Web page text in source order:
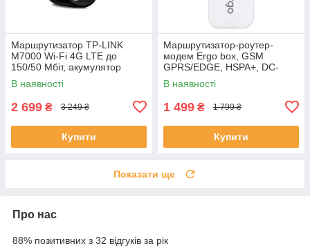
Маршрутизатор TP-LINK
M7000 Wi-Fi 4G LTE до
150/50 Мбіт, акумулятор
2000mAh, OLED 1.4",
підтримка до 15 пт
В наявності
2 699 ₴ 3 249 ₴
Купити
Маршрутизатор-роутер-
модем Ergo box, GSM
GPRS/EDGE, HSPA+, DC-
HSPA+, LTE, тип підключення
USB
В наявності
1 499 ₴ 1 799 ₴
Купити
Показати ще
Про нас
88% позитивних з 32 відгуків за рік